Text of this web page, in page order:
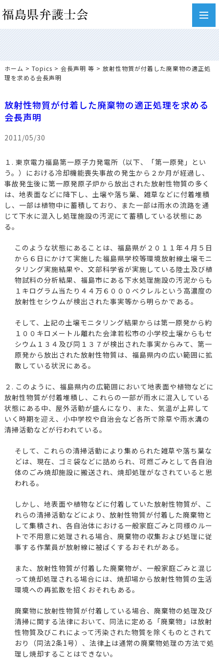
ホーム > Topics > 会長声明 等 > 放射性物質が付着した廃棄物の適正処
理を求める会長声明
放射性物質が付着した廃棄物の適正処理を求める
会長声明
2011/05/30
１. 東京電力福島第一原子力発電所（以下、「第一原発」とい
う。）における冷却機能喪失事故の発生から２か月が経過し、
事故発生後に第一原発原子炉から放出された放射性物質の多く
は、地表面などに降下し、土壌や落ち葉、雑草などに付着堆積
し、一部は植物中に蓄積しており、また一部は雨水の流路を通
じて下水に混入し処理施設の汚泥にて蓄積している状態にあ
る。
このような状態にあることは、福島県が２０１１年４月５日
から６日にかけて実施した福島県学校等環境放射線土壌モニ
タリング実施結果や、文部科学省が実施している陸土及び植
物試料の分析結果、福島市にある下水処理施設の汚泥からも
１キログラム当たり４４万６０００ベクレルという高濃度の
放射性セシウムが検出された事実等から明らかである。
そして、上記の土壌モニタリング結果からは第一原発から約
１００キロメートル離れた会津若松市の小学校土壌からもセ
シウム１３４及び同１３７が検出された事実からみて、第一
原発から放出された放射性物質は、福島県内の広い範囲に拡
散している状況にある。
２. このように、福島県内の広範囲において地表面や植物などに
放射性物質が付着堆積し、これらの一部が雨水に混入している
状態にある中、屋外活動が盛んになり、また、気温が上昇して
いく時期を迎え、小中学校や自治会など各所で除草や雨水溝の
清掃活動などが行われている。
そして、これらの清掃活動により集められた雑草や落ち葉な
どは、現在、ゴミ袋などに詰められ、可燃ごみとして各自治
体のごみ焼却施設に搬送され、焼却処理がなされていると思
われる。
しかし、地表面や植物などに付着していた放射性物質が、こ
れらの清掃活動などにより、放射性物質が付着した廃棄物と
して集積され、各自治体における一般家庭ごみと同様のルー
トで不用意に処理される場合、廃棄物の収集および処理に従
事する作業員が放射線に被ばくするおそれがある。
また、放射性物質が付着した廃棄物が、一般家庭ごみと混じ
って焼却処理される場合には、焼却場から放射性物質の生活
環境への再拡散を招くおそれもある。
廃棄物に放射性物質が付着している場合、廃棄物の処理及び
清掃に関する法律において、同法に定める「廃棄物」は放射
性物質及びこれによって汚染された物質を除くものとされて
おり（同法2条1号）、法律上は通常の廃棄物処理の方法で処
理し焼却することはできない。